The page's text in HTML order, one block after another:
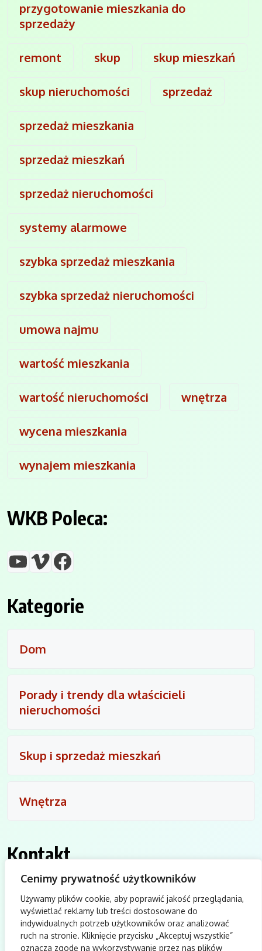
Cenimy prywatność użytkowników
Używamy plików cookie, aby poprawić jakość przeglądania,
wyświetlać reklamy lub treści dostosowane do
indywidualnych potrzeb użytkowników oraz analizować
ruch na stronie. Kliknięcie przycisku „Akceptuj wszystkie”
oznacza zgodę na wykorzystywanie przez nas plików
przygotowanie mieszkania do
sprzedaży
remont skup skup mieszkań
skup nieruchomości sprzedaż
sprzedaż mieszkania
sprzedaż mieszkań
sprzedaż nieruchomości
systemy alarmowe
szybka sprzedaż mieszkania
szybka sprzedaż nieruchomości
umowa najmu
wartość mieszkania
wartość nieruchomości wnętrza
wycena mieszkania
wynajem mieszkania
WKB Poleca:
YouTube
VimeoFacebook
Kategorie
Dom
Porady i trendy dla właścicieli
nieruchomości
Skup i sprzedaż mieszkań
Wnętrza
Kontakt
biuro@idol-wkb.pl